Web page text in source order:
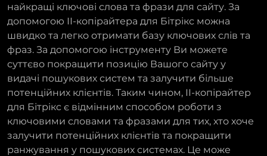
найкращі ключові слова та фрази для сайту. За
допомогою ІІ-копірайтера для Бітрікс можна
швидко та легко отримати базу ключових слів та
фраз. За допомогою інструменту Ви можете
суттєво покращити позицію Вашого сайту у
видачі пошукових систем та залучити більше
потенційних клієнтів. Таким чином, ІІ-копірайтер
для Бітрікс є відмінним способом роботи з
ключовими словами та фразами для тих, хто хоче
залучити потенційних клієнтів та покращити
ранжування у пошукових системах. Це може